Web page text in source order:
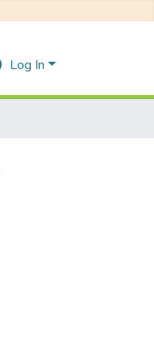
Log In